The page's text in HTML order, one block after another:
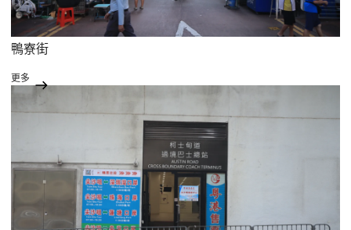
鴨寮街
更多